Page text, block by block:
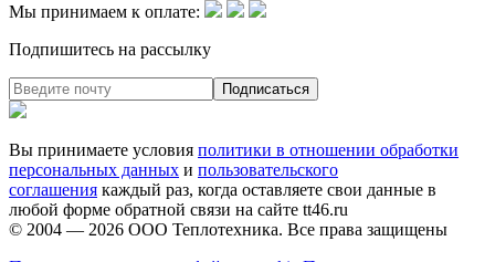
Мы принимаем к оплате:
Подпишитесь на рассылку
Вы принимаете условия политики в отношении обработки
персональных данных и пользовательского
соглашения каждый раз, когда оставляете свои данные в
любой форме обратной связи на сайте tt46.ru
© 2004 — 2026 ООО Теплотехника. Все права защищены